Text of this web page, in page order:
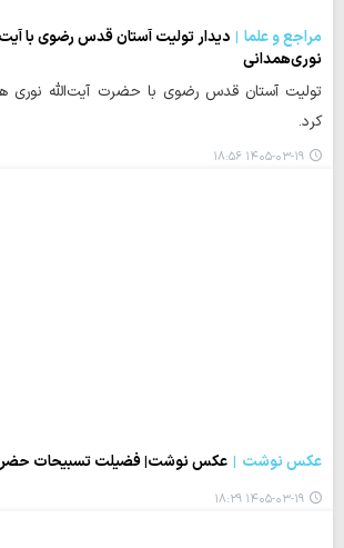
مراجع و علما
دیدار تولیت آستان قدس رضوی با
نوری‌همدانی
تولیت آستان قدس رضوی با حضرت آیت‌الله‌ نوری
کرد.
۱۴۰۵-۰۳-۱۹ ۱۸:۵۶
عکس نوشت عکس نوشت| فضیلت تسبیحات
۱۴۰۵-۰۳-۱۹ ۱۸:۲۹